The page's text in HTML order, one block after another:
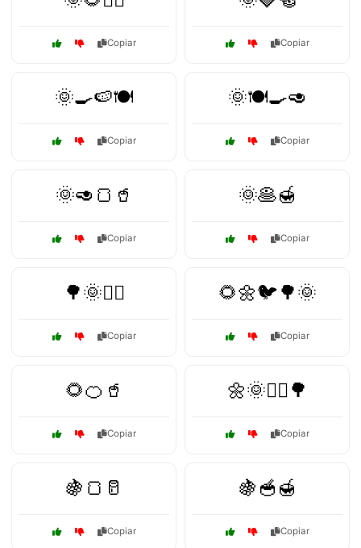
Copiar Copiar
🌞🍳🍉🍽️
Copiar
🌞🍽️🍳🥑
Copiar
🌞🥑🍞🥤
Copiar
🌞🥞🍯
Copiar
🌳🌞🧘‍♂️
Copiar
🌻🌼🐦🌳🌞
Copiar
🌻🍊🥤
Copiar
🌼🌞🚶‍♂️🌳
Copiar
🍇🍞🥛
Copiar
🍇🥣🍯
Copiar